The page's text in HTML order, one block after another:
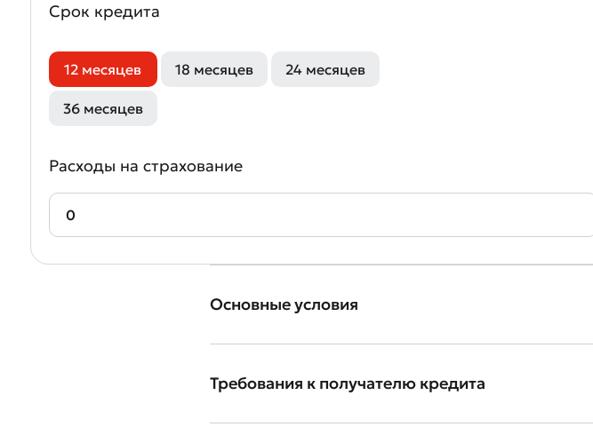
Оставить обращение
Срок кредита
12 месяцев 18 месяцев 24 месяцев
36 месяцев
Расходы на страхование
Основные условия
Требования к получателю кредита